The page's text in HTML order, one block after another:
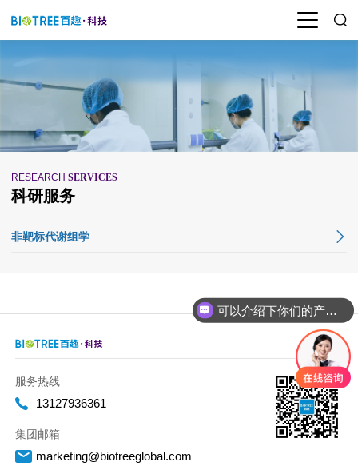
RESEARCH SERVICES
科研服务
非靶标代谢组学
服务热线
13127936361
集团邮箱
marketing@biotreeglobal.com
可以介绍下你们的产品么